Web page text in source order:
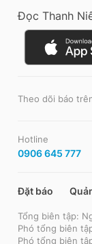
Đọc Thanh
Theo dõi báo
Hotline
0906 645 777
Đặt báo
Tổng biên tập:
Phó tổng biên
Phó tổng biên